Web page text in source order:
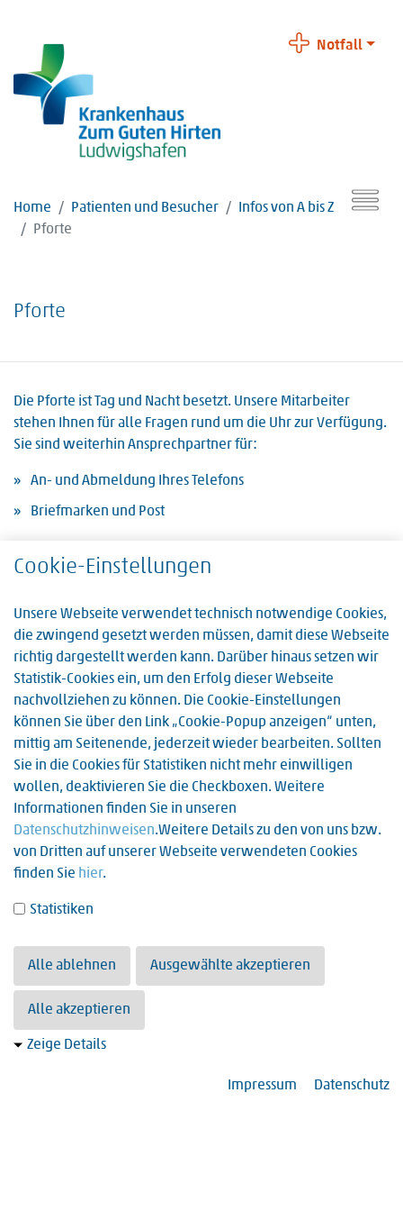
Notfall
Home Patienten und Besucher
Infos von A bis Z
Pforte
Pforte
Die Pforte ist Tag und Nacht besetzt. Unsere Mitarbeiter
stehen Ihnen für alle Fragen rund um die Uhr zur Verfügung.
Sie sind weiterhin Ansprechpartner für:
An- und Abmeldung Ihres Telefons
Briefmarken und Post
Patientenanmeldung nicht besetzt ist, nehmen die
Kontakt
Krankenhaus Zum Guten Hirten
Semmelweisstr. 7
67071 Ludwigshafen
Telefon:
Fax:
0621 6819-218
E-Mail:
Cookie-Einstellungen
Unsere Webseite verwendet technisch notwendige Cookies,
die zwingend gesetzt werden müssen, damit diese Webseite
richtig dargestellt werden kann. Darüber hinaus setzen wir
Statistik-Cookies ein, um den Erfolg dieser Webseite
nachvollziehen zu können. Die Cookie-Einstellungen
können Sie über den Link „Cookie-Popup anzeigen“ unten,
mittig am Seitenende, jederzeit wieder bearbeiten. Sollten
Sie in die Cookies für Statistiken nicht mehr einwilligen
wollen, deaktivieren Sie die Checkboxen. Weitere
Informationen finden Sie in unseren
Datenschutzhinweisen.Weitere Details zu den von uns bzw.
von Dritten auf unserer Webseite verwendeten Cookies
finden Sie hier.
Statistiken
Alle ablehnen Ausgewählte akzeptieren
Alle akzeptieren
Zeige Details
Impressum Datenschutz